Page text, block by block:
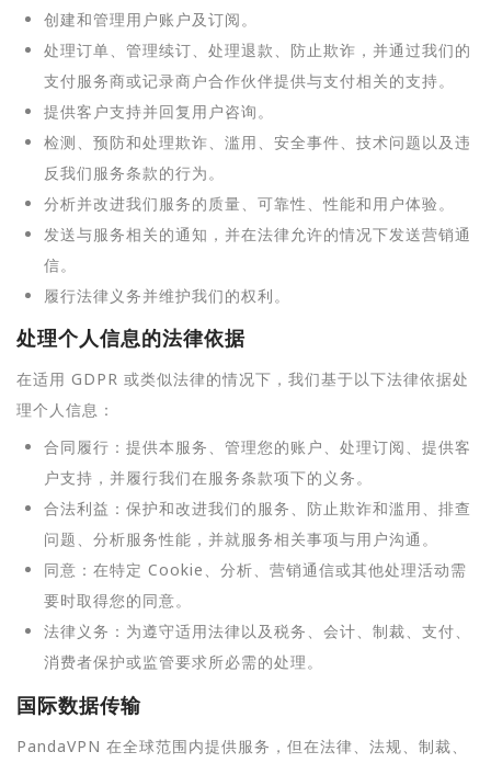
创建和管理用户账户及订阅。
处理订单、管理续订、处理退款、防止欺诈，并通过我们的
支付服务商或记录商户合作伙伴提供与支付相关的支持。
提供客户支持并回复用户咨询。
检测、预防和处理欺诈、滥用、安全事件、技术问题以及违
反我们服务条款的行为。
分析并改进我们服务的质量、可靠性、性能和用户体验。
发送与服务相关的通知，并在法律允许的情况下发送营销通
信。
履行法律义务并维护我们的权利。
处理个人信息的法律依据
在适用 GDPR 或类似法律的情况下，我们基于以下法律依据处
理个人信息：
合同履行：提供本服务、管理您的账户、处理订阅、提供客
户支持，并履行我们在服务条款项下的义务。
合法利益：保护和改进我们的服务、防止欺诈和滥用、排查
问题、分析服务性能，并就服务相关事项与用户沟通。
同意：在特定 Cookie、分析、营销通信或其他处理活动需
要时取得您的同意。
法律义务：为遵守适用法律以及税务、会计、制裁、支付、
消费者保护或监管要求所必需的处理。
国际数据传输
PandaVPN 在全球范围内提供服务，但在法律、法规、制裁、